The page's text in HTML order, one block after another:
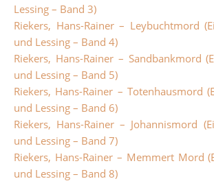
Lessing – Band 3)
Riekers, Hans-Rainer – Leybuchtmord
und Lessing – Band 4)
Riekers, Hans-Rainer – Sandbankmord
und Lessing – Band 5)
Riekers, Hans-Rainer – Totenhausmord
und Lessing – Band 6)
Riekers, Hans-Rainer – Johannismord
und Lessing – Band 7)
Riekers, Hans-Rainer – Memmert Mord
und Lessing – Band 8)